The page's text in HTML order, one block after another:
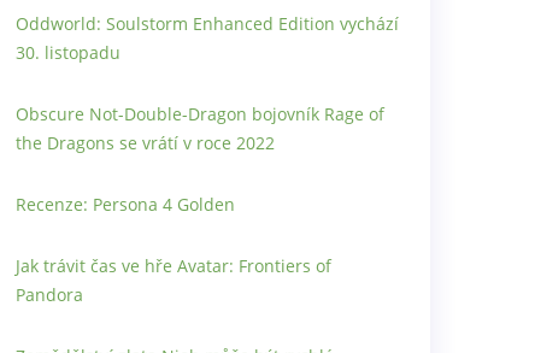
Oddworld: Soulstorm Enhanced Edition vychází
30. listopadu
Obscure Not-Double-Dragon bojovník Rage of
the Dragons se vrátí v roce 2022
Recenze: Persona 4 Golden
Jak trávit čas ve hře Avatar: Frontiers of
Pandora